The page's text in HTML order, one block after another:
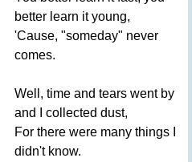
better learn it young,
'Cause, "someday" never
comes.
Well , time and tears went by
and
collected dust,
For there were many things
didn't know.